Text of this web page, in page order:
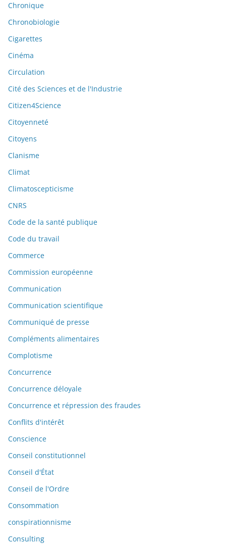
Chronique
Chronobiologie
Cigarettes
Cinéma
Circulation
Cité des Sciences et de l'Industrie
Citizen4Science
Citoyenneté
Citoyens
Clanisme
Climat
Climatoscepticisme
CNRS
Code de la santé publique
Code du travail
Commerce
Commission européenne
Communication
Communication scientifique
Communiqué de presse
Compléments alimentaires
Complotisme
Concurrence
Concurrence déloyale
Concurrence et répression des fraudes
Conflits d'intérêt
Conscience
Conseil constitutionnel
Conseil d'État
Conseil de l'Ordre
Consommation
conspirationnisme
Consulting